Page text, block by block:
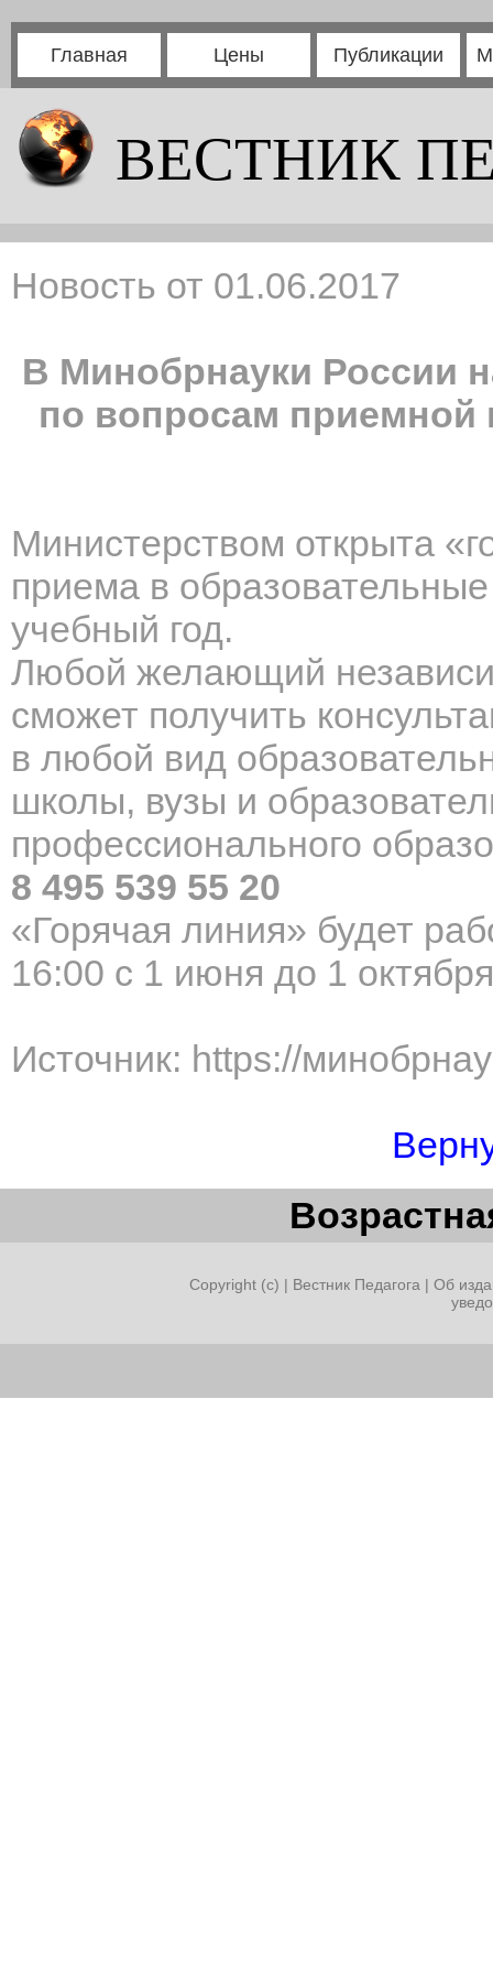
Главная Цены Публикации
ВЕСТНИК
Новость от 01.06.2017
В Минобрнауки России
по вопросам приемной
Министерством открыта
приема в
учебный год.
Любой желающий
сможет получить
в любой вид
школы, вузы и
профессионального
8 495 539 55 20
«Горячая линия» будет
16:00 с 1 июня до 1
Источник: https://
Copyright (c) | Вестник Педагога | Об